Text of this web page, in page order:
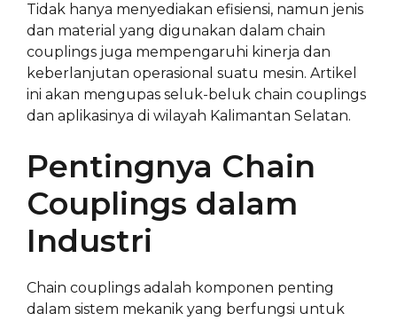
Tidak hanya menyediakan efisiensi, namun jenis
dan material yang digunakan dalam chain
couplings juga mempengaruhi kinerja dan
keberlanjutan operasional suatu mesin. Artikel
ini akan mengupas seluk-beluk chain couplings
dan aplikasinya di wilayah Kalimantan Selatan.
Pentingnya Chain
Couplings dalam
Industri
Chain couplings adalah komponen penting
dalam sistem mekanik yang berfungsi untuk